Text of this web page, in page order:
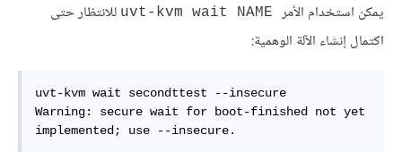
يمكن استخدام الأمر
للانتظار حتى
اكتمال إنشاء الآلة الوهمية:
uvt-kvm wait secondttest --insecure
Warning: secure wait for boot-finished not yet
implemented; use --insecure.